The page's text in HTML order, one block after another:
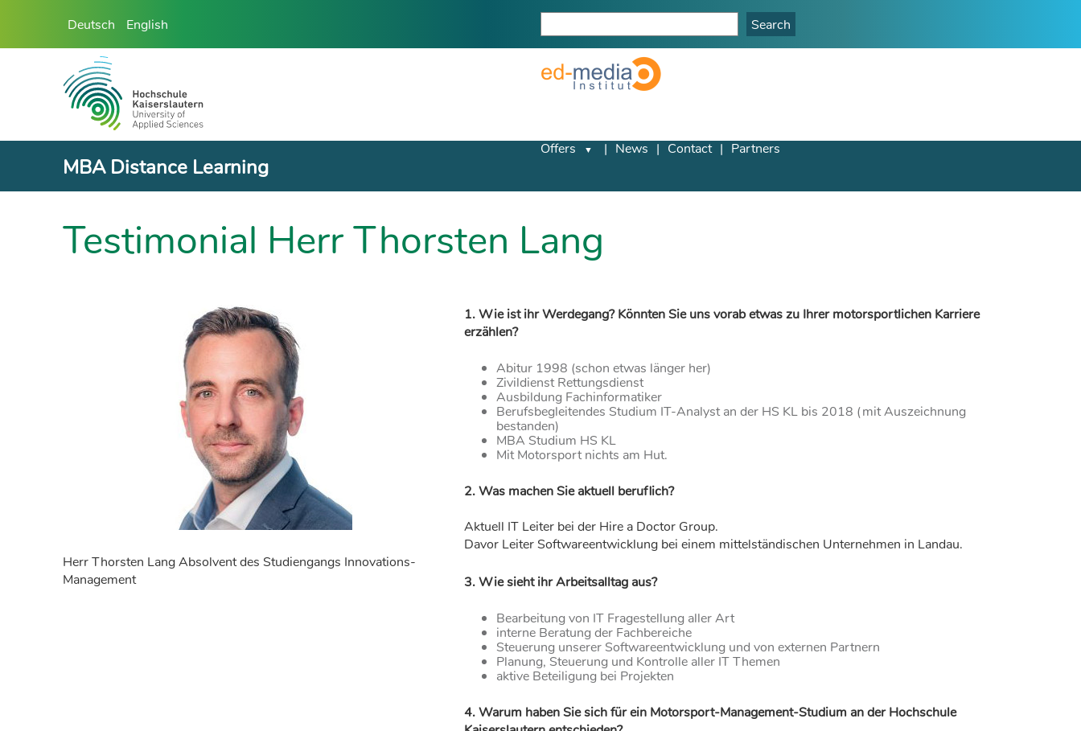
Deutsch English
MBA Distance Learning
Offers News Contact Partners
Testimonial Herr Thorsten Lang
Herr Thorsten Lang Absolvent des Studiengangs Innovations-
Management
1. Wie ist ihr Werdegang? Könnten Sie uns vorab etwas zu Ihrer motorsportlichen Karriere
erzählen?
Abitur 1998 (schon etwas länger her)
Zivildienst Rettungsdienst
Ausbildung Fachinformatiker
Berufsbegleitendes Studium IT-Analyst an der HS KL bis 2018 (mit Auszeichnung
bestanden)
MBA Studium HS KL
Mit Motorsport nichts am Hut.
2. Was machen Sie aktuell beruflich?
Aktuell IT Leiter bei der Hire a Doctor Group.
Davor Leiter Softwareentwicklung bei einem mittelständischen Unternehmen in Landau.
3. Wie sieht ihr Arbeitsalltag aus?
Bearbeitung von IT Fragestellung aller Art
interne Beratung der Fachbereiche
Steuerung unserer Softwareentwicklung und von externen Partnern
Planung, Steuerung und Kontrolle aller IT Themen
aktive Beteiligung bei Projekten
4. Warum haben Sie sich für ein Motorsport-Management-Studium an der Hochschule